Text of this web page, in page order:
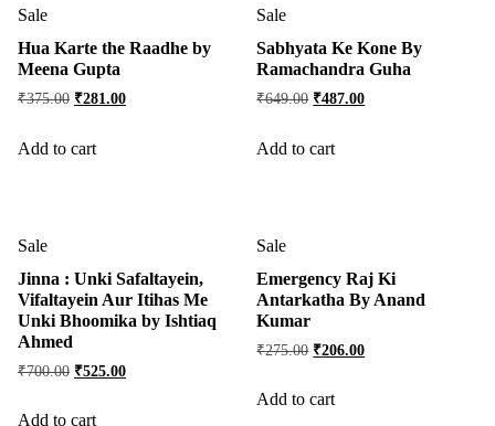
Sale
Hua Karte the Raadhe by
Meena Gupta
₹375.00 ₹281.00
Add to cart
Sale
Sabhyata Ke Kone By
Ramachandra Guha
₹649.00 ₹487.00
Add to cart
Sale
Jinna : Unki Safaltayein,
Vifaltayein Aur Itihas Me
Unki Bhoomika by Ishtiaq
Ahmed
₹700.00 ₹525.00
Add to cart
Sale
Emergency Raj Ki
Antarkatha By Anand
Kumar
₹275.00 ₹206.00
Add to cart